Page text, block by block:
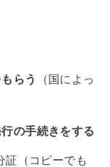
らう
（国によっ
の手続きをする
証（コピーでも